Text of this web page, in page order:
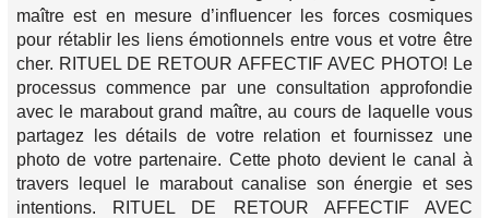
maître est en mesure d’influencer les forces cosmiques
pour rétablir les liens émotionnels entre vous et votre être
cher. RITUEL DE RETOUR AFFECTIF AVEC PHOTO! Le
processus commence par une consultation approfondie
avec le marabout grand maître, au cours de laquelle vous
partagez les détails de votre relation et fournissez une
photo de votre partenaire. Cette photo devient le canal à
travers lequel le marabout canalise son énergie et ses
intentions. RITUEL DE RETOUR AFFECTIF AVEC